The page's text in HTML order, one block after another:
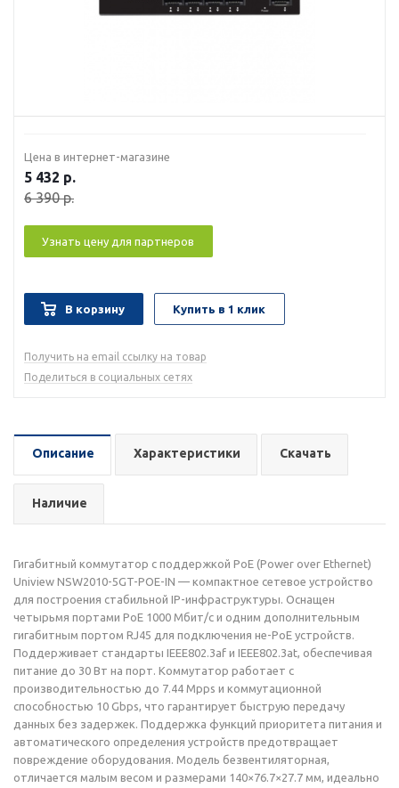
Цена в интернет-магазине
5 432 р.
6 390р.
Узнать цену для партнеров
В корзину Купить в 1 клик
Получить на email ссылку на товар
Поделиться в социальных сетях
Описание Характеристики Скачать
Наличие
Гигабитный коммутатор с поддержкой PoE (Power over Ethernet)
Uniview NSW2010-5GT-POE-IN — компактное сетевое устройство
для построения стабильной IP-инфраструктуры. Оснащен
четырьмя портами PoE 1000 Мбит/с и одним дополнительным
гигабитным портом RJ45 для подключения не-PoE устройств.
Поддерживает стандарты IEEE802.3af и IEEE802.3at, обеспечивая
питание до 30 Вт на порт. Коммутатор работает с
производительностью до 7.44 Mpps и коммутационной
способностью 10 Gbps, что гарантирует быструю передачу
данных без задержек. Поддержка функций приоритета питания и
автоматического определения устройств предотвращает
повреждение оборудования. Модель безвентиляторная,
отличается малым весом и размерами 140×76.7×27.7 мм, идеально